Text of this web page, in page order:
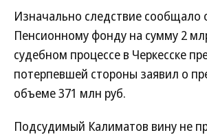
Изначально следствие сообщало
Пенсионному фонду на сумму 2
судебном процессе в Черкесске
потерпевшей стороны заявил о
объеме 371 млн руб.
Подсудимый Калиматов вину не